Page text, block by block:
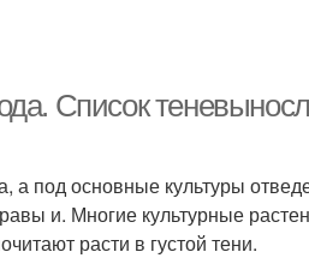
Список
а под основные культуры
и. Многие культурные
расти в густой тени.